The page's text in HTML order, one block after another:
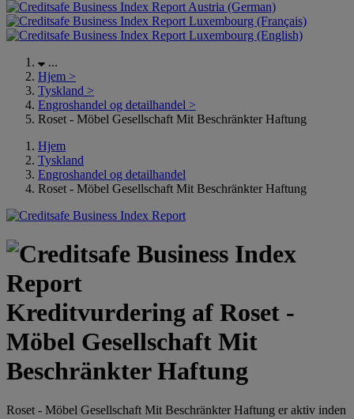
Austria (German)
Luxembourg (Français)
Luxembourg (English)
...
Hjem >
Tyskland >
Engroshandel og detailhandel >
Roset - Möbel Gesellschaft Mit Beschränkter Haftung
Hjem
Tyskland
Engroshandel og detailhandel
Roset - Möbel Gesellschaft Mit Beschränkter Haftung
Kreditvurdering af Roset -
Möbel Gesellschaft Mit
Beschränkter Haftung
Roset - Möbel Gesellschaft Mit Beschränkter Haftung er aktiv inden